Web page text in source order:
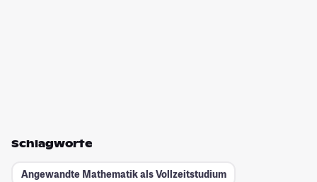
Schlagworte
Angewandte Mathematik als Vollzeitstudium